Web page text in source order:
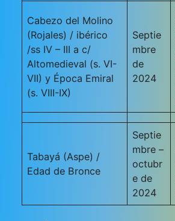
Cabezo del Molino
(Rojales) / ibérico
/ss IV – III a c/
Altomedieval (s. VI-
VII) y Época Emiral
(s. VIII-IX)
Septie
mbre
de
2024
Tabayá (Aspe) /
Edad de Bronce
Septie
mbre –
octubr
e de
2024